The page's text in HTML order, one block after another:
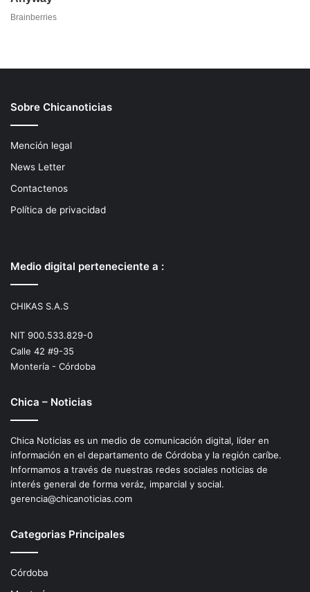
Sobre Chicanoticias
Mención legal
News Letter
Contactenos
Política de privacidad
Medio digital perteneciente a :
CHIKAS S.A.S
NIT 900.533.829-0
Calle 42 #9-35
Montería - Córdoba
Chica – Noticias
Chica Noticias es un medio de comunicación digital, líder en
información en el departamento de Córdoba y la región caríbe.
Informamos a través de nuestras redes sociales noticias de
interés general de forma veráz, imparcial y social.
gerencia@chicanoticias.com
Categorias Principales
Córdoba